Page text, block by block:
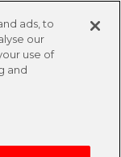
ads, to
our
use of
and